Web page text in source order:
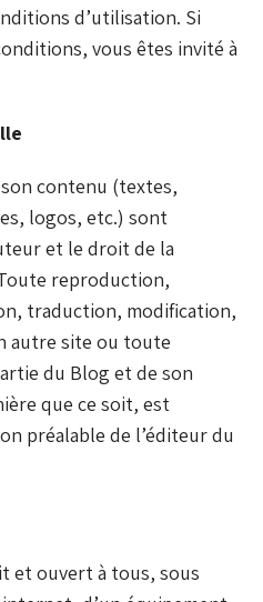
d’utilisation. Si
vous êtes invité à
contenu (textes,
logos, etc.) sont
et le droit de la
reproduction,
traduction, modification,
autre site ou toute
du Blog et de son
que ce soit, est
préalable de l’éditeur du
et ouvert à tous, sous